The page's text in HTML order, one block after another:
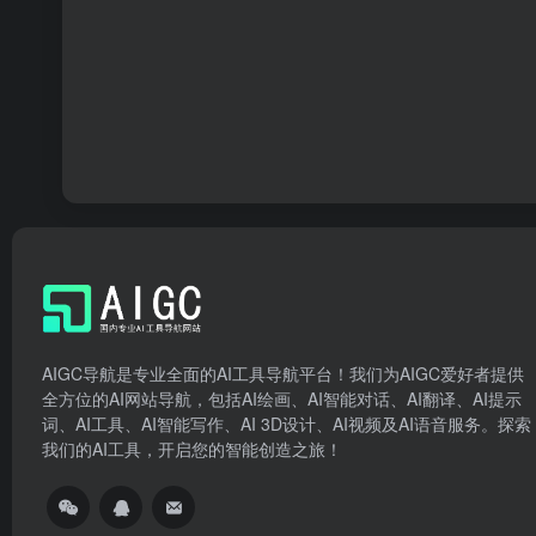
AIGC导航是专业全面的AI工具导航平台！我们为AIGC爱好者提供
全方位的AI网站导航，包括AI绘画、AI智能对话、AI翻译、AI提示
词、AI工具、AI智能写作、AI 3D设计、AI视频及AI语音服务。探索
我们的AI工具，开启您的智能创造之旅！